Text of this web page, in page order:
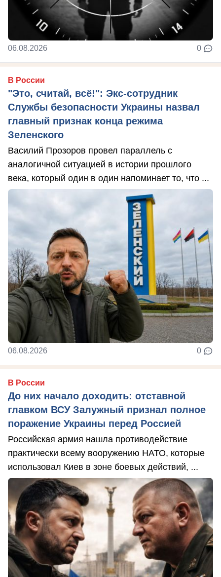
06.08.2026 0
В России
"Это, считай, всё!": Экс-сотрудник
Службы безопасности Украины назвал
главный признак конца режима
Зеленского
Василий Прозоров провел параллель с
аналогичной ситуацией в истории прошлого
века, который один в один напоминает то, что ...
06.08.2026 0
В России
До них начало доходить: отставной
главком ВСУ Залужный признал полное
поражение Украины перед Россией
Российская армия нашла противодействие
практически всему вооружению НАТО, которые
использовал Киев в зоне боевых действий, ...